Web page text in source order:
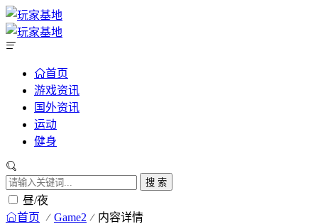
首页
游戏资讯
国外资讯
运动
健身
搜 索
昼/夜
首页 Game2 内容详情